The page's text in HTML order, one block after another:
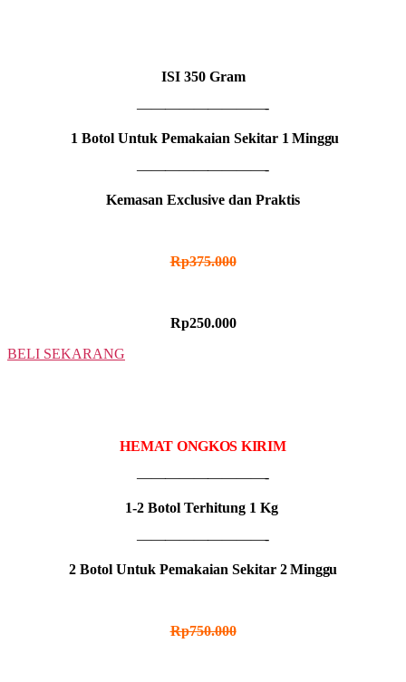
ISI350 Gram
—————————-
1 Botol Untuk Pemakaian Sekitar 1 Minggu
—————————-
Kemasan Exclusive dan Praktis
Rp375.000
Rp250.000
BELI SEKARANG
HEMAT ONGKOS KIRIM
—————————-
1-2 Botol Terhitung 1 Kg
—————————-
2 Botol Untuk Pemakaian Sekitar 2 Minggu
Rp750.000